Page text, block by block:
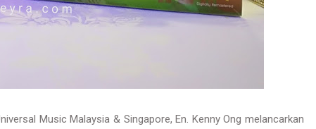
Music Malaysia & Singapore, En. Kenny Ong melancarkan